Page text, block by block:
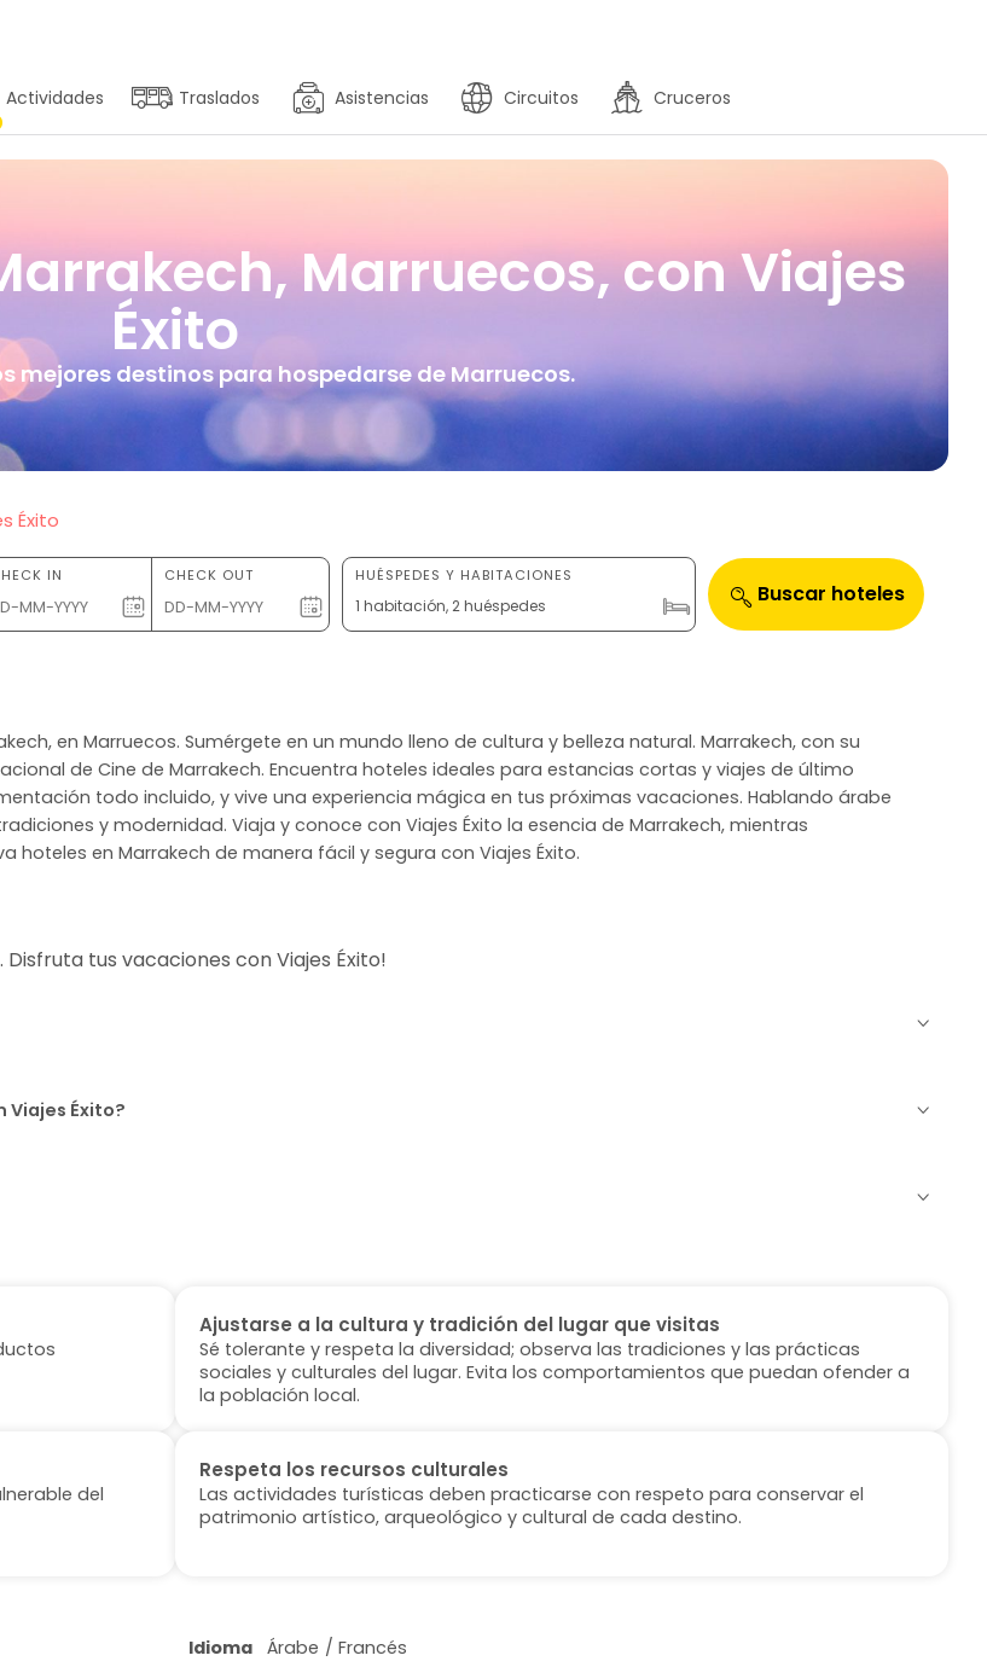
Actividades Traslados Asistencias Circuitos Cruceros
Marruecos, con Viajes
Éxito
mejores destinos para hospedarse de Marruecos.
Éxito
IN CHECK OUT HUÉSPEDES Y HABITACIONES
1 habitación, 2 huéspedes Buscar hoteles
en Marruecos. Sumérgete en un mundo lleno de cultura y belleza natural. Marrakech, con su
de Cine de Marrakech. Encuentra hoteles ideales para estancias cortas y viajes de último
todo incluido, y vive una experiencia mágica en tus próximas vacaciones. Hablando árabe
y modernidad. Viaja y conoce con Viajes Éxito la esencia de Marrakech, mientras
hoteles en Marrakech de manera fácil y segura con Viajes Éxito.
tus vacaciones con Viajes Éxito!
Éxito?
Ajustarse a la cultura y tradición del lugar que visitas
Sé tolerante y respeta la diversidad; observa las tradiciones y las prácticas
sociales y culturales del lugar. Evita los comportamientos que puedan ofender a
la población local.
del
Respeta los recursos culturales
Las actividades turísticas deben practicarse con respeto para conservar el
patrimonio artístico, arqueológico y cultural de cada destino.
Idioma Árabe / Francés